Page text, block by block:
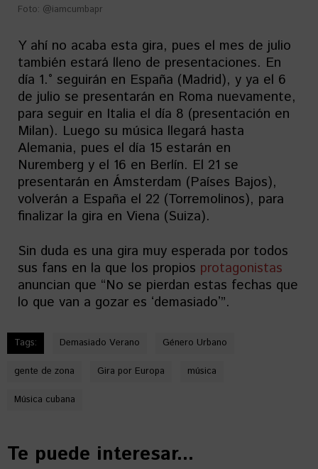
Foto: @iamcumbapr
Y ahí no acaba esta gira, pues el mes de julio
también estará lleno de presentaciones. En
día 1.° seguirán en España (Madrid), y ya el 6
de julio se presentarán en Roma nuevamente,
para seguir en Italia el día 8 (presentación en
Milan). Luego su música llegará hasta
Alemania, pues el día 15 estarán en
Nuremberg y el 16 en Berlín. El 21 se
presentarán en Ámsterdam (Países Bajos),
volverán a España el 22 (Torremolinos), para
finalizar la gira en Viena (Suiza).
Sin duda es una gira muy esperada por todos
sus fans en la que los propios protagonistas
anuncian que “No se pierdan estas fechas que
lo que van a gozar es ʻdemasiadoʼ”.
Tags: Demasiado Verano Género Urbano
gente de zona Gira por Europa música
Música cubana
Te puede interesar...